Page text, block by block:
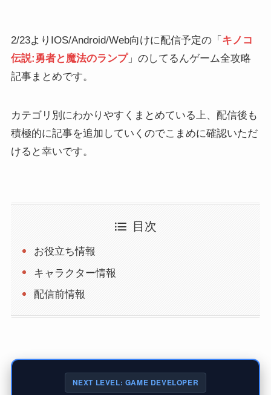
2/23よりIOS/Android/Web向けに配信予定の「 キノコ
伝説:勇者と魔法のランプ」のしてるんゲーム全攻略
記事まとめです。
カテゴリ別にわかりやすくまとめている上、配信後も
積極的に記事を追加していくのでこまめに確認いただ
けると幸いです。
目次
お役立ち情報
キャラクター情報
配信前情報
NEXT LEVEL: GAME DEVELOPER